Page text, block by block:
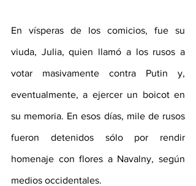
En vísperas de los comicios, fue su
viuda, Julia, quien llamó a los rusos a
votar masivamente contra Putin y,
eventualmente, a ejercer un boicot en
su memoria. En esos días, mile de rusos
fueron detenidos sólo por rendir
homenaje con flores a Navalny, según
medios occidentales.